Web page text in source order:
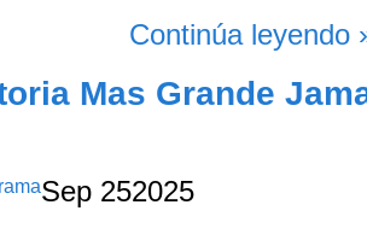
Continúa leyendo
Mas Grande
Sep 252025